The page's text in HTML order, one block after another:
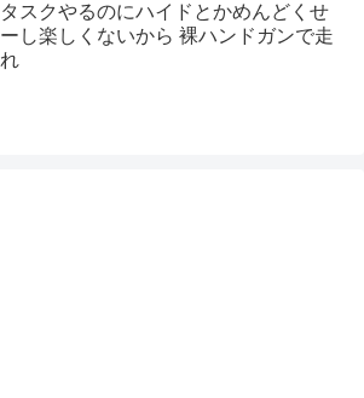
タスクやるのにハイドとかめんどくせ
ーし楽しくないから 裸ハンドガンで走
れ